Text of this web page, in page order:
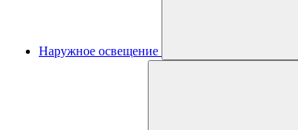
Наружное освещение